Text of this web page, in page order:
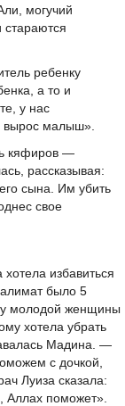
могучий
ребенку
а то и
у нас
вырос малыш».
кяфиров —
рассказывая:
сына. Им убить
свое
избавиться
было 5
молодой женщины
хотела убрать
Мадина. —
с дочкой,
Луиза сказала:
Аллах поможет».